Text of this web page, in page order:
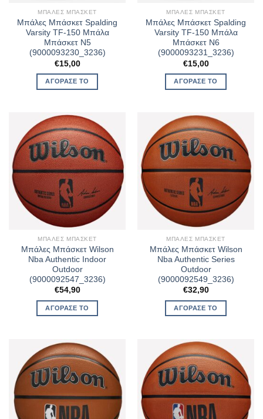
ΜΠΆΛΕΣ ΜΠΆΣΚΕΤ
Μπάλες Μπάσκετ Spalding
Varsity TF-150 Μπάλα
Μπάσκετ N5
(9000093230_3236)
€15,00
ΑΓΌΡΑΣΈ ΤΟ
ΜΠΆΛΕΣ ΜΠΆΣΚΕΤ
Μπάλες Μπάσκετ Spalding
Varsity TF-150 Μπάλα
Μπάσκετ N6
(9000093231_3236)
€15,00
ΑΓΌΡΑΣΈ ΤΟ
ΜΠΆΛΕΣ ΜΠΆΣΚΕΤ
Μπάλες Μπάσκετ Wilson
Nba Authentic Indoor
Outdoor
(9000092547_3236)
€54,90
ΑΓΌΡΑΣΈ ΤΟ
ΜΠΆΛΕΣ ΜΠΆΣΚΕΤ
Μπάλες Μπάσκετ Wilson
Nba Authentic Series
Outdoor
(9000092549_3236)
€32,90
ΑΓΌΡΑΣΈ ΤΟ